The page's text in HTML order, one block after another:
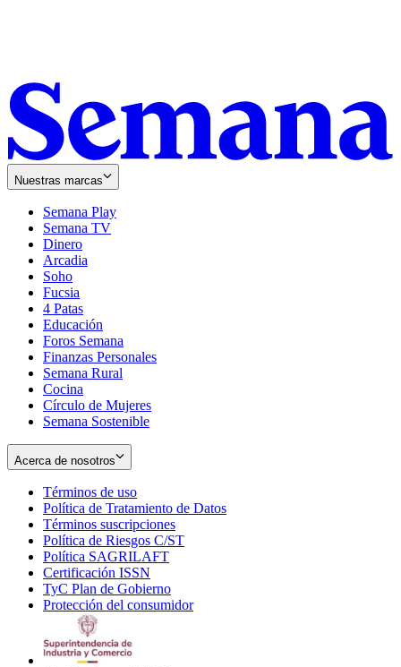
Nuestras marcas
Semana Play
Semana TV
Dinero
Arcadia
Soho
in
new
window
Fucsia
in
new
window
4 Patas
Educación
Foros Semana
Finanzas Personales
Semana Rural
Cocina
Círculo de Mujeres
Semana Sostenible
Acerca de nosotros
Términos de uso
in
new
window
Política de Tratamiento de Datos
Términos suscripciones
in
Política de Riesgos C/ST
Política SAGRILAFT
new
window
Certificación ISSN
in
new
TyC Plan de Gobierno
in
Protección del consumidorOpens